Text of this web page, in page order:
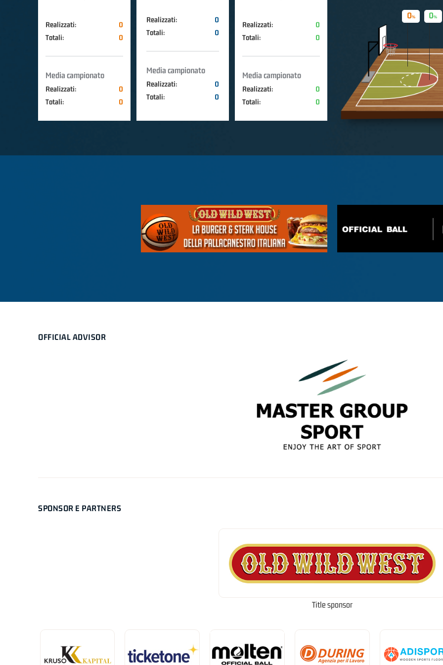
Realizzati:
0
Totali:
0
Media campionato
Realizzati:
0
Totali:
0
Realizzati:
0
Totali:
0
Media campionato
Realizzati:
0
Totali:
0
Realizzati:
0
Totali:
0
Media campionato
Realizzati:
0
Totali:
0
0
0
OFFICIAL ADVISOR
SPONSOR E PARTNERS
Title sponsor